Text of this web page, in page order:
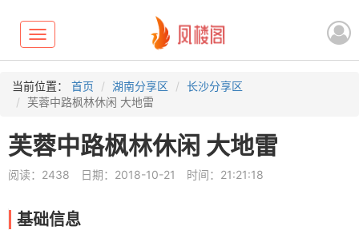
Toggle
navigation
当前位置： 首页 湖南分享区
长沙分享区
芙蓉中路枫林休闲 大地雷
芙蓉中路枫林休闲 大地雷
阅读：2438 日期：2018-10-21 时间：21:21:18
基础信息